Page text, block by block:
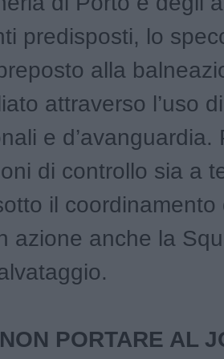
predisposti, lo
alla
attraverso l’uso
e d’avanguardia.
di controllo sia a
il coordinamento
azione anche la
PORTARE AL